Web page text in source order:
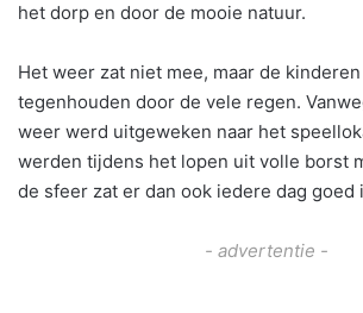
het dorp en door de mooie natuur.
Het weer zat niet mee, maar de
tegenhouden door de vele regen.
weer werd uitgeweken naar het
werden tijdens het lopen uit volle borst
de sfeer zat er dan ook iedere dag goed
- advertentie -